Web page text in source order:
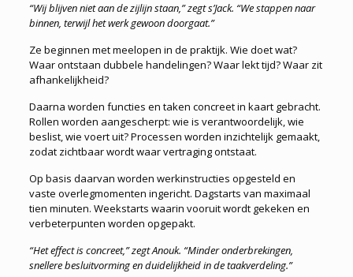
“Wij blijven niet aan de zijlijn staan,” zegt s’Jack. “We stappen naar
binnen, terwijl het werk gewoon doorgaat.”
Ze beginnen met meelopen in de praktijk. Wie doet wat?
Waar ontstaan dubbele handelingen? Waar lekt tijd? Waar zit
afhankelijkheid?
Daarna worden functies en taken concreet in kaart gebracht.
Rollen worden aangescherpt: wie is verantwoordelijk, wie
beslist, wie voert uit? Processen worden inzichtelijk gemaakt,
zodat zichtbaar wordt waar vertraging ontstaat.
Op basis daarvan worden werkinstructies opgesteld en
vaste overlegmomenten ingericht. Dagstarts van maximaal
tien minuten. Weekstarts waarin vooruit wordt gekeken en
verbeterpunten worden opgepakt.
“Het effect is concreet,” zegt Anouk. “Minder onderbrekingen,
snellere besluitvorming en duidelijkheid in de taakverdeling.”